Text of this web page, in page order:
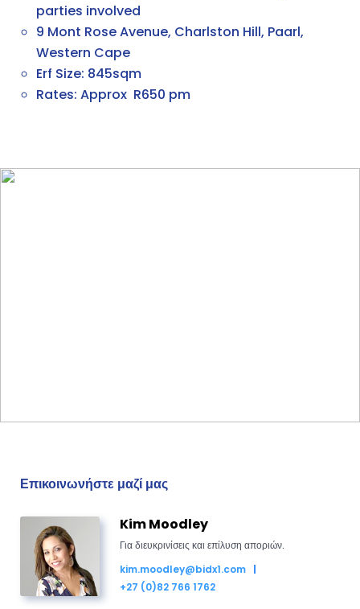
parties involved
9 Mont Rose Avenue, Charlston Hill, Paarl,
Western Cape
Erf Size: 845sqm
Rates: Approx R650 pm
Επικοινωνήστε μαζί μας
Kim Moodley
Για διευκρινίσεις και επίλυση αποριών.
kim.moodley@bidx1.com
+27 (0)82 766 1762